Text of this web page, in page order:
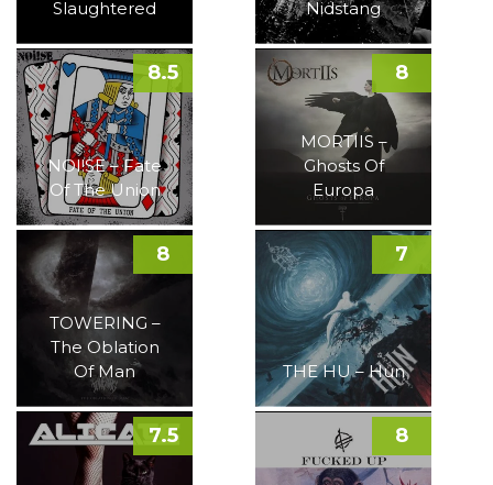
Slaughtered Nidstang
NOI!SE – Fate
Of The Union
8.5
MORTIIS –
Ghosts Of
Europa
8
TOWERING –
The Oblation
Of Man
8
THE HU – Hun
7
7.5 8